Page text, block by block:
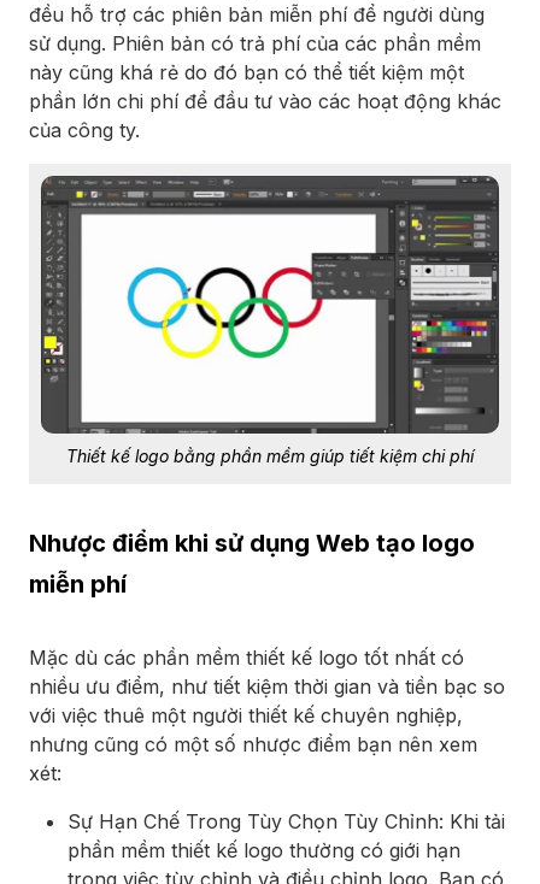
đều hỗ trợ các phiên bản miễn phí để người dùng
sử dụng. Phiên bản có trả phí của các phần mềm
này cũng khá rẻ do đó bạn có thể tiết kiệm một
phần lớn chi phí để đầu tư vào các hoạt động khác
của công ty.
Thiết kế logo bằng phần mềm giúp tiết kiệm chi phí
Nhược điểm khi sử dụng Web tạo logo
miễn phí
Mặc dù các phần mềm thiết kế logo tốt nhất có
nhiều ưu điểm, như tiết kiệm thời gian và tiền bạc so
với việc thuê một người thiết kế chuyên nghiệp,
nhưng cũng có một số nhược điểm bạn nên xem
xét:
Sự Hạn Chế Trong Tùy Chọn Tùy Chỉnh: Khi tải
phần mềm thiết kế logo thường có giới hạn